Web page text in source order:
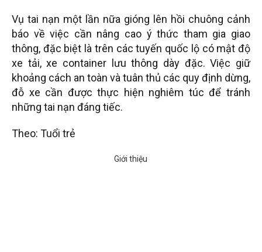
Vụ tai nạn một lần nữa gióng lên hồi chuông cảnh
báo về việc cần nâng cao ý thức tham gia giao
thông, đặc biệt là trên các tuyến quốc lộ có mật độ
xe tải, xe container lưu thông dày đặc. Việc giữ
khoảng cách an toàn và tuân thủ các quy định dừng,
đỗ xe cần được thực hiện nghiêm túc để tránh
những tai nạn đáng tiếc.
Theo: Tuổi trẻ